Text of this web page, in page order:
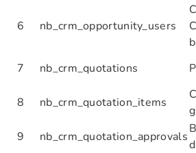
6 nb_crm_opportunity_users
7 nb_crm_quotations
8
nb_crm_quotation_items
9
nb_crm_quotation_approvals